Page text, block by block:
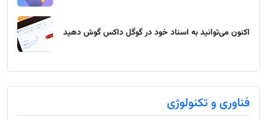
اکنون می‌توانید به اسناد خود در گوگل داکس گوش دهید
فناوری و تکنولوژی